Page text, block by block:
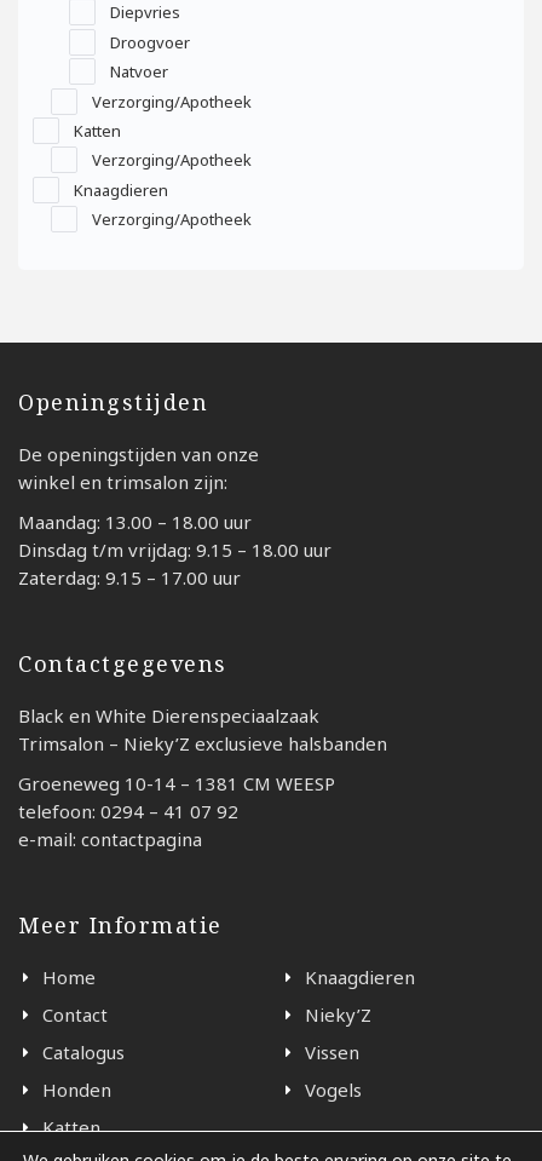
Diepvries
Droogvoer
Natvoer
Verzorging/Apotheek
Katten
Verzorging/Apotheek
Knaagdieren
Verzorging/Apotheek
Openingstijden
De openingstijden van onze
winkel en trimsalon zijn:
Maandag: 13.00 – 18.00 uur
Dinsdag t/m vrijdag: 9.15 – 18.00 uur
Zaterdag: 9.15 – 17.00 uur
Contactgegevens
Black en White Dierenspeciaalzaak
Trimsalon – Nieky’Z exclusieve halsbanden
Groeneweg 10-14 – 1381 CM WEESP
telefoon: 0294 – 41 07 92
e-mail: contactpagina
Meer Informatie
Home
Contact
Catalogus
Honden
Katten
Knaagdieren
Nieky’Z
Vissen
Vogels